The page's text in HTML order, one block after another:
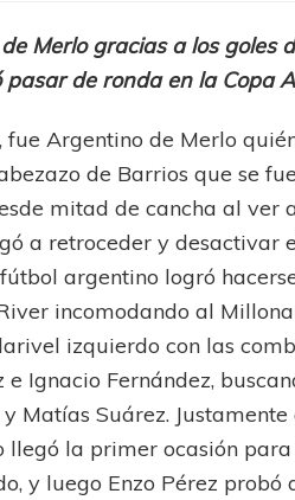
Merlo gracias a los goles
de ronda en la Copa
Argentino de Merlo
de Barrios que se
mitad de cancha al ver
a retroceder y desactivar
argentino logró
incomodando al
izquierdo con las
Ignacio Fernández,
Matías Suárez. Justamente
la primer ocasión
y luego Enzo Pérez probó